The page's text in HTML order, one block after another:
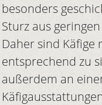
besonders
Sturz aus
Daher sind Käfige
entsprechend zu
außerdem an